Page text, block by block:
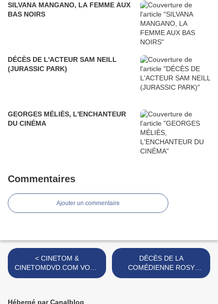
SILVANA MANGANO, LA FEMME AUX
BAS NOIRS
DÉCÈS DE L'ACTEUR SAM NEILL
(JURASSIC PARK)
GEORGES MÉLIÈS, L'ENCHANTEUR
DU CINÉMA
Commentaires
Ajouter un commentaire
< CINETOM &
CINETOMDVD.COM VOUS
SOUHAITENT UNE BONNE
DÉCÈS DE LA
COMÉDIENNE ROSY
VARTE >
Hébergé par Canalblog